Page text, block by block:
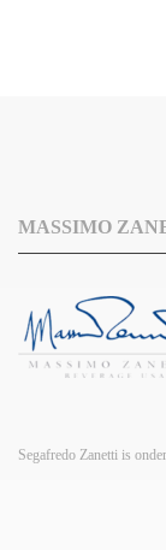
MASSIMO
Segafredo Zanetti is